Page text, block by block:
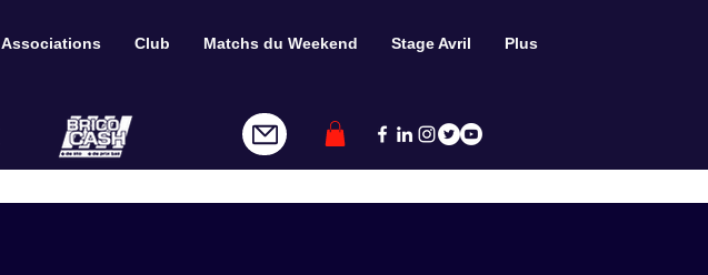
Associations Club Matchs du Weekend Stage Avril Plus